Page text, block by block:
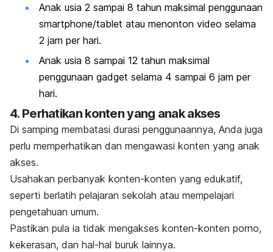
Anak usia 2 sampai 8 tahun maksimal penggunaan
smartphone/tablet atau menonton video selama
2 jam per hari.
Anak usia 8 sampai 12 tahun maksimal
penggunaan gadget selama 4 sampai 6 jam per
hari.
4. Perhatikan konten yang anak akses
Di samping membatasi durasi penggunaannya, Anda juga
perlu memperhatikan dan mengawasi konten yang anak
akses.
Usahakan perbanyak konten-konten yang edukatif,
seperti berlatih pelajaran sekolah atau mempelajari
pengetahuan umum.
Pastikan pula ia tidak mengakses konten-konten porno,
kekerasan, dan hal-hal buruk lainnya.